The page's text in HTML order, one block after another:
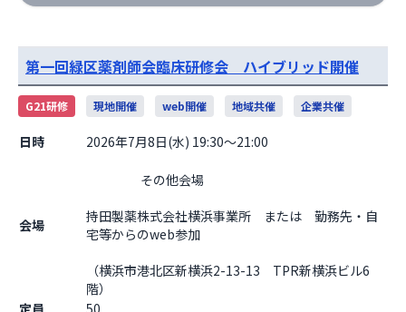
第一回緑区薬剤師会臨床研修会 ハイブリッド開催
G21研修 現地開催 web開催 地域共催 企業共催
日時 2026年7月8日(水) 19:30～21:00
会場
持田製薬株式会社横浜事業所　または　勤務先・自
宅等からのweb参加
（横浜市港北区新横浜2-13-13　TPR新横浜ビル6
階）
定員
50